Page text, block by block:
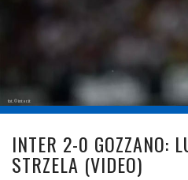
fot. © inter.it
INTER 2-0 GOZZANO:
STRZELA (VIDEO)